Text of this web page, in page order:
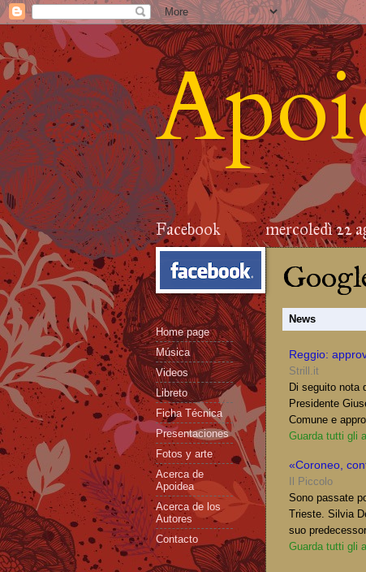
mercoledì 22
News
Reggio:
Strill.it
Di seguito nota
Presidente
Comune e
Guarda tutti gli
«Coroneo,
Il Piccolo
Sono passate
Trieste. Silvia
suo
Guarda tutti gli
Facebook
Home page
Música
Videos
Libreto
Ficha Técnica
Presentaciones
Fotos y arte
Acerca de
Apoidea
Acerca de los
Autores
Contacto